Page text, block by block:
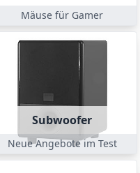
Mäuse für Gamer
Subwoofer
Neue Angebote im Test